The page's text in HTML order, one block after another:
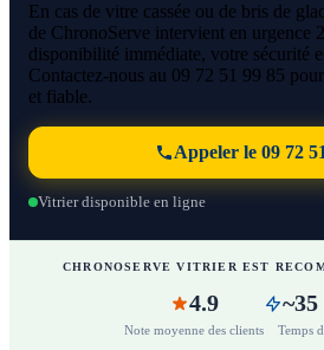
En cas de vitre cassée ou de bris de
de ChronoServe intervient en urgence
disponibilité immédiate, votre sécurité
Contactez-nous au 09 72 51 99 85
et fiable.
Appeler le 09 72
Vitrier disponible en ligne
CHRONOSERVE VITRIER EST
4.9
Note moyenne des clients Temps